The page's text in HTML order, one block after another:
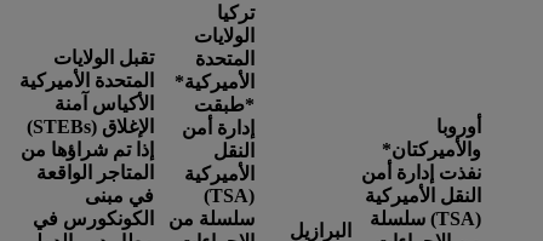
أوروبا
والأميركتان*
نفذت إدارة أمن
النقل الأميركية
(TSA) سلسلة
البرازيل
تركيا
الولايات
المتحدة
الأميركية*
*طبقت
إدارة أمن
النقل
الأميركية
(TSA)
سلسلة من
تقبل الولايات
المتحدة الأميركية
الأكياس آمنة
الإغلاق (STEBs)
إذا تم شراؤها من
المتاجر الواقعة
في مبنى
الكونكورس في